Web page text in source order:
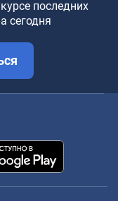
последних
сегодня